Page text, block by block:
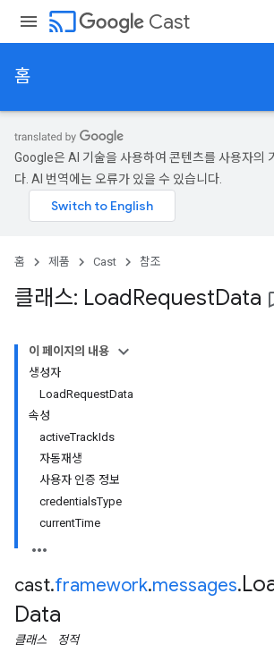
cast Cast
홈
Google은 AI 기술을 사용하여 콘텐츠를 사용자의
다. AI 번역에는 오류가 있을 수 있습니다.
홈 제품 Cast 참조
클래스: LoadRequestData
이 페이지의 내용
생성자
LoadRequestData
속성
activeTrackIds
자동재생
사용자 인증 정보
credentialsType
currentTime
cast.framework.messages.
Data
클래스 정적